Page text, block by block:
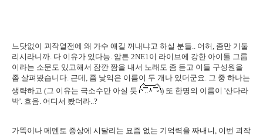
느닷없이 괴작열전에 왜 가수 얘길 꺼내냐고 하실 분들.. 어허, 좀만 기둘
리시라니까. 다 이유가 있다능. 암튼 2NE1이 라이브에 강한 아이돌 그룹
이라는 소문도 있고해서 잠깐 짬을 내서 노래도 좀 듣고 이들 구성원을
좀 살펴봤습니다. 근데, 좀 낯익은 이름이 두 개나 있더군요. 그 중 하나는
생략하고 (그 이유는 극소수만 아실 듯
) 또 한명의 이름이 '산다라
박'. 흐음. 어디서 봤더라..?
가뜩이나 메멘토 증상에 시달리는 요즘 없는 기억력을 짜내니, 이번 괴작